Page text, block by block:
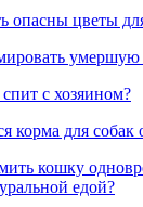
опасны цветы
умершую
с хозяином?
корма для собак
кошку
едой?